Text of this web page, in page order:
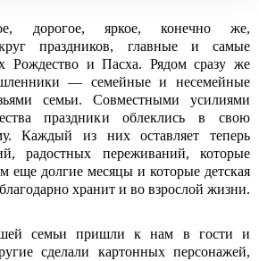
дорогое, яркое, конечно же,
праздников, главные и самые
Рождество и Пасха. Рядом сразу же
― семейные и несемейные
семьи. Совместными усилиями
праздники облеклись в свою
Каждый из них оставляет теперь
радостных переживаний, которые
еще долгие месяцы и которые детская
хранит и во взрослой жизни.
семьи пришли к нам в гости и
сделали картонных персонажей,